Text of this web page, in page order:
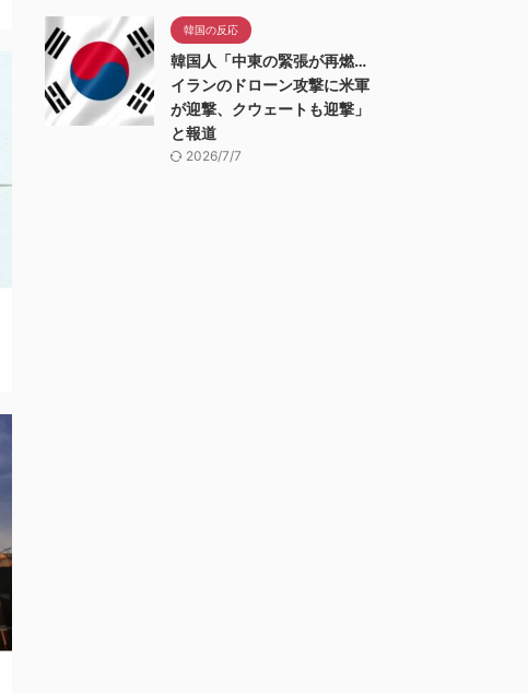
韓国の反応
韓国人「中東の緊張が再燃…
イランのドローン攻撃に米軍
が迎撃、クウェートも迎撃」
と報道
2026/7/7